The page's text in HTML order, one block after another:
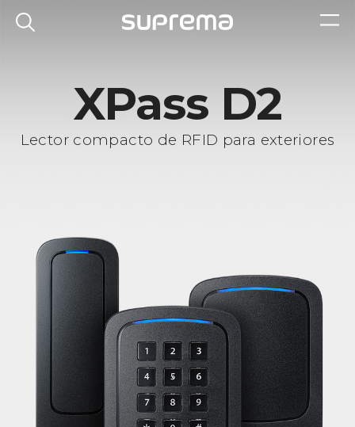
XPass D2
Lector compacto de RFID para exteriores